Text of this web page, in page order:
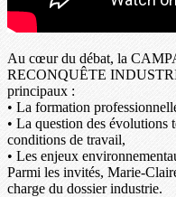
Au cœur du débat, la
RECONQUÊTE
principaux :
• La formation
• La question des évolutions
conditions de travail,
• Les enjeux
Parmi les invités, Marie-
charge du dossier industrie.